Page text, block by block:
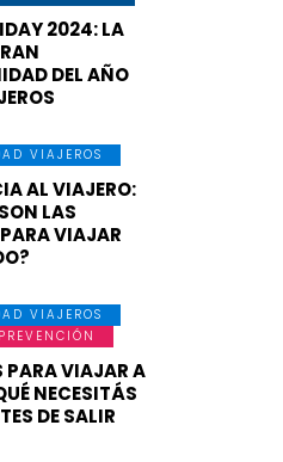
2024: LA
DEL AÑO
VIAJEROS
AL VIAJERO:
LAS
VIAJAR
VIAJEROS
PARA VIAJAR A
NECESITÁS
DE SALIR